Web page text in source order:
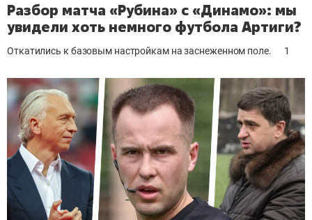
Разбор матча «Рубина» с «Динамо»: мы
увидели хоть немного футбола Артиги?
Откатились к базовым настройкам на заснеженном поле. 1